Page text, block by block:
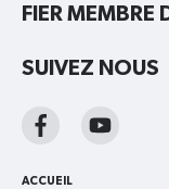
FIER MEMBRE
SUIVEZ NOUS
ACCUEIL